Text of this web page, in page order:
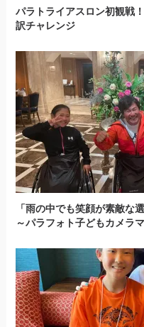
パラトライアスロン初観戦
訳チャレンジ
「雨の中でも笑顔が素敵な
～パラフォト子どもカメラ